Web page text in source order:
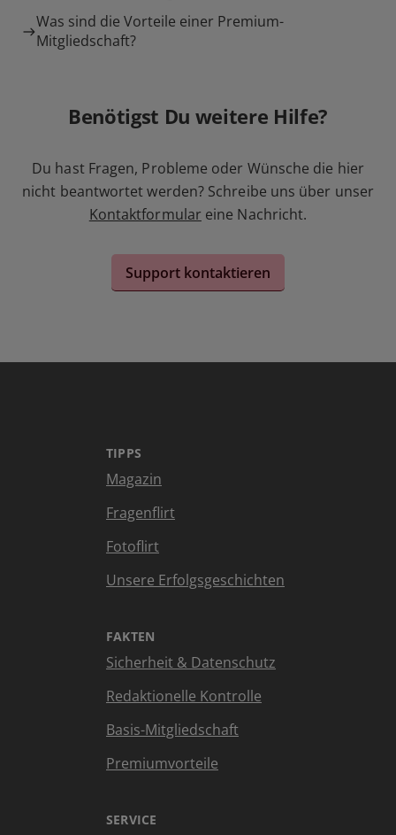
Was sind die Vorteile einer Premium-
Mitgliedschaft?
Benötigst Du weitere Hilfe?
Du hast Fragen, Probleme oder Wünsche die hier
nicht beantwortet werden? Schreibe uns über unser
Kontaktformular eine Nachricht.
Support kontaktieren
TIPPS
Magazin
Fragenflirt
Fotoflirt
Unsere Erfolgsgeschichten
FAKTEN
Sicherheit & Datenschutz
Redaktionelle Kontrolle
Basis-Mitgliedschaft
Premiumvorteile
SERVICE